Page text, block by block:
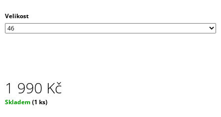
Velikost
1 990 Kč
Měrná
Skladem (1 ks)
J
E
M